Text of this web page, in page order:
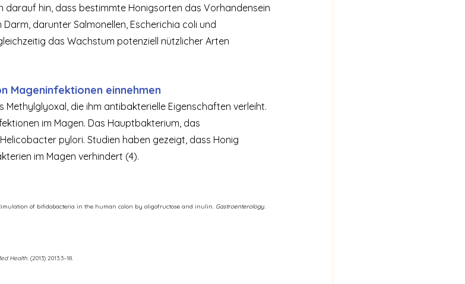
darauf hin, dass bestimmte Honigsorten das Vorhandensein
darunter Salmonellen, Escherichia coli und
das Wachstum potenziell nützlicher Arten
Mageninfektionen einnehmen
Methylglyoxal, die ihm antibakterielle Eigenschaften verleiht.
im Magen. Das Hauptbakterium, das
pylori. Studien haben gezeigt, dass Honig
im Magen verhindert (4).
of bifidobacteria in the human colon by oligofructose and inulin. Gastroenterology.
Health. (2013) 2013:3–18.